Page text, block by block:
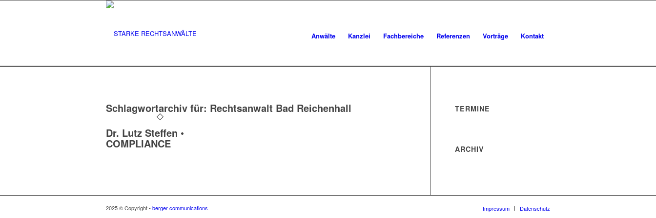
Anwälte Kanzlei Fachbereiche Referenzen Vorträge Kontakt
Schlagwortarchiv für: Rechtsanwalt Bad Reichenhall
Dr. Lutz Steffen •
COMPLIANCE
TERMINE
ARCHIV
2025 © Copyright •berger communications Impressum Datenschutz